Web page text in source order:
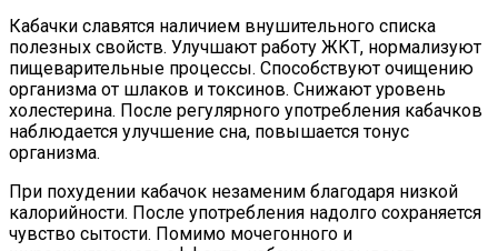
Кабачки славятся наличием внушительного списка
полезных свойств. Улучшают работу ЖКТ, нормализуют
пищеварительные процессы. Способствуют очищению
организма от шлаков и токсинов. Снижают уровень
холестерина. После регулярного употребления кабачков
наблюдается улучшение сна, повышается тонус
организма.
При похудении кабачок незаменим благодаря низкой
калорийности. После употребления надолго сохраняется
чувство сытости. Помимо мочегонного и